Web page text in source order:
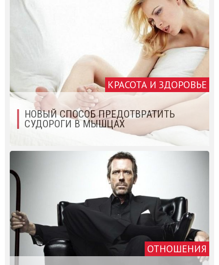
КРАСОТА И ЗДОРОВЬЕ
НОВЫЙ СПОСОБ ПРЕДОТВРАТИТЬ
СУДОРОГИ В МЫШЦАХ
ОТНОШЕНИЯ